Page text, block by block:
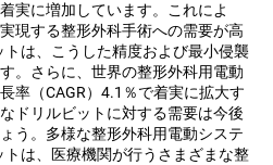
実に増加しています。これによ
現する整形外科手術への需要が高
トは、こうした精度および最小侵襲
。さらに、世界の整形外科用電動
率（CAGR）4.1％で着実に拡大す
ドリルビットに対する需要は今後
う。多様な整形外科用電動システ
は、医療機関が行うさまざまな整